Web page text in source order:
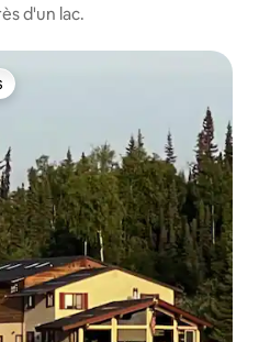
d'un lac.
plus appréciés